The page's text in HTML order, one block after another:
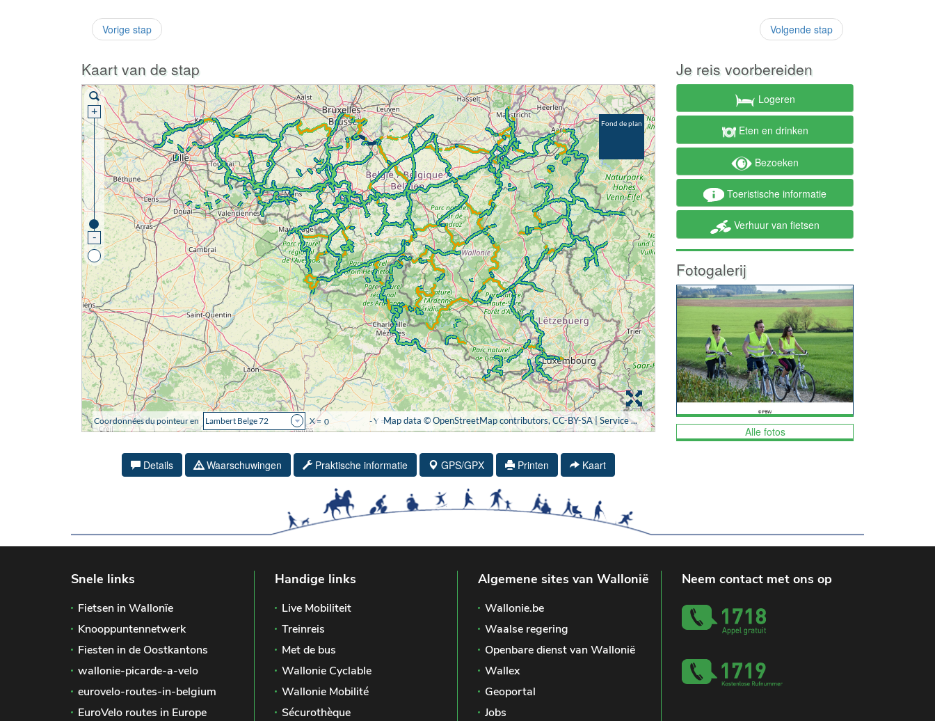
Vorige stap Volgende stap
Kaart van de stap
Details Waarschuwingen Praktische informatie GPS/GPX Printen Kaart
Je reis voorbereiden
Logeren
Eten en drinken
Bezoeken
Toeristische informatie
Verhuur van fietsen
Fotogalerij
Alle fotos
Snele links
Fietsen in Wallonïe
Knooppuntennetwerk
Fiesten in de Oostkantons
wallonie-picarde-a-velo
eurovelo-routes-in-belgium
EuroVelo routes in Europe
Handige links
Live Mobiliteit
Treinreis
Met de bus
Wallonie Cyclable
Wallonie Mobilité
Sécurothèque
Algemene sites van Wallonië
Wallonie.be
Waalse regering
Openbare dienst van Wallonië
Wallex
Geoportal
Jobs
Neem contact met ons op